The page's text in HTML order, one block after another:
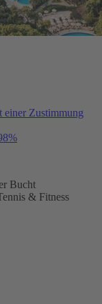
einer Zustimmung
Bucht
& Fitness